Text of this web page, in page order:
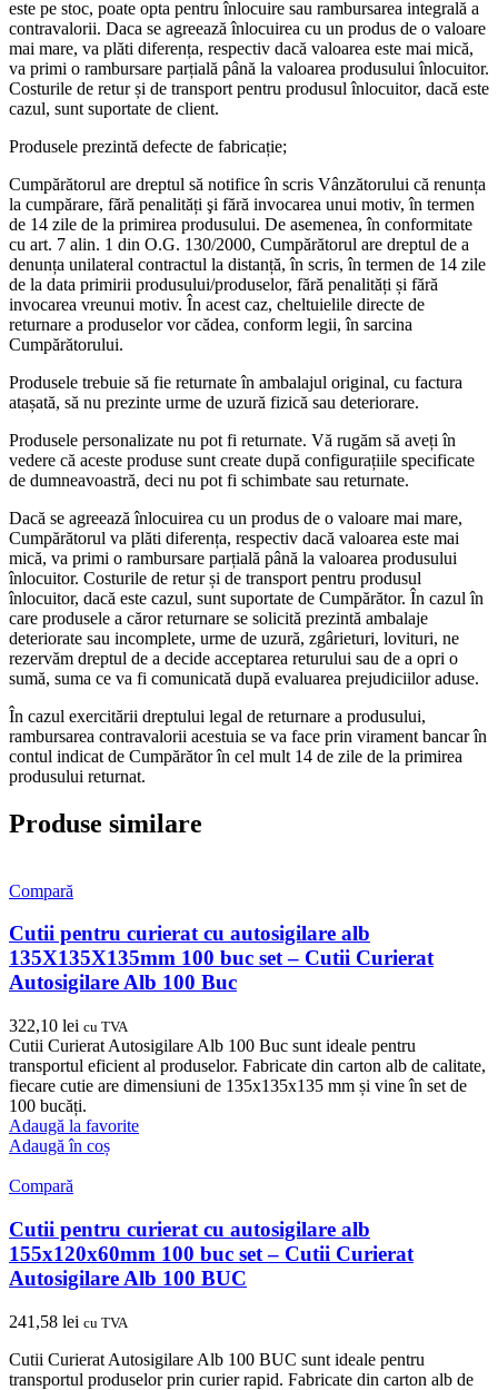
este pe stoc, poate opta pentru înlocuire sau rambursarea integrală a
contravalorii. Daca se agreează înlocuirea cu un produs de o valoare
mai mare, va plăti diferența, respectiv dacă valoarea este mai mică,
va primi o rambursare parțială până la valoarea produsului înlocuitor.
Costurile de retur și de transport pentru produsul înlocuitor, dacă este
cazul, sunt suportate de client.
Produsele prezintă defecte de fabricație;
Cumpărătorul are dreptul să notifice în scris Vânzătorului că renunța
la cumpărare, fără penalități şi fără invocarea unui motiv, în termen
de 14 zile de la primirea produsului. De asemenea, în conformitate
cu art. 7 alin. 1 din O.G. 130/2000, Cumpărătorul are dreptul de a
denunța unilateral contractul la distanță, în scris, în termen de 14 zile
de la data primirii produsului/produselor, fără penalități și fără
invocarea vreunui motiv. În acest caz, cheltuielile directe de
returnare a produselor vor cădea, conform legii, în sarcina
Cumpărătorului.
Produsele trebuie să fie returnate în ambalajul original, cu factura
atașată, să nu prezinte urme de uzură fizică sau deteriorare.
Produsele personalizate nu pot fi returnate. Vă rugăm să aveți în
vedere că aceste produse sunt create după configurațiile specificate
de dumneavoastră, deci nu pot fi schimbate sau returnate.
Dacă se agreează înlocuirea cu un produs de o valoare mai mare,
Cumpărătorul va plăti diferența, respectiv dacă valoarea este mai
mică, va primi o rambursare parțială până la valoarea produsului
înlocuitor. Costurile de retur și de transport pentru produsul
înlocuitor, dacă este cazul, sunt suportate de Cumpărător. În cazul în
care produsele a căror returnare se solicită prezintă ambalaje
deteriorate sau incomplete, urme de uzură, zgârieturi, lovituri, ne
rezervăm dreptul de a decide acceptarea returului sau de a opri o
sumă, suma ce va fi comunicată după evaluarea prejudiciilor aduse.
În cazul exercitării dreptului legal de returnare a produsului,
rambursarea contravalorii acestuia se va face prin virament bancar în
contul indicat de Cumpărător în cel mult 14 de zile de la primirea
produsului returnat.
Produse similare
Compară
Cutii pentru curierat cu autosigilare alb
135X135X135mm 100 buc set – Cutii Curierat
Autosigilare Alb 100 Buc
322,10 lei cu TVA
Cutii Curierat Autosigilare Alb 100 Buc sunt ideale pentru
transportul eficient al produselor. Fabricate din carton alb de calitate,
fiecare cutie are dimensiuni de 135x135x135 mm și vine în set de
100 bucăți.
Adaugă la favorite
Adaugă în coș
Compară
Cutii pentru curierat cu autosigilare alb
155x120x60mm 100 buc set – Cutii Curierat
Autosigilare Alb 100 BUC
241,58 lei cu TVA
Cutii Curierat Autosigilare Alb 100 BUC sunt ideale pentru
transportul produselor prin curier rapid. Fabricate din carton alb de